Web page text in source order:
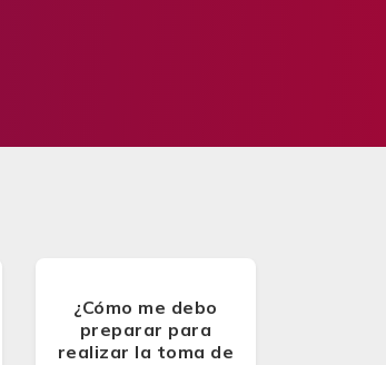
¿Cómo me debo
preparar para
realizar la toma de